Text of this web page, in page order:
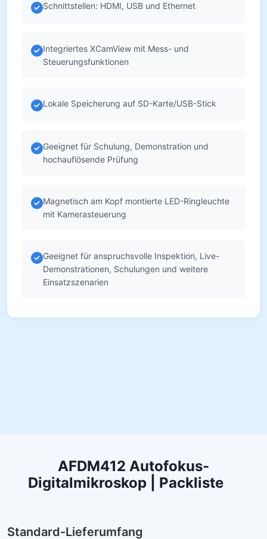
Schnittstellen: HDMI, USB und Ethernet
Integriertes XCamView mit Mess- und
Steuerungsfunktionen
Lokale Speicherung auf SD-Karte/USB-Stick
Geeignet für Schulung, Demonstration und
hochauflösende Prüfung
Magnetisch am Kopf montierte LED-Ringleuchte
mit Kamerasteuerung
Geeignet für anspruchsvolle Inspektion, Live-
Demonstrationen, Schulungen und weitere
Einsatzszenarien
AFDM412 Autofokus-
Digitalmikroskop | Packliste
Standard-Lieferumfang